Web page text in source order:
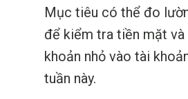
Mục tiêu có thể đo
để kiểm tra tiền mặt và
khoản nhỏ vào tài
tuần này.